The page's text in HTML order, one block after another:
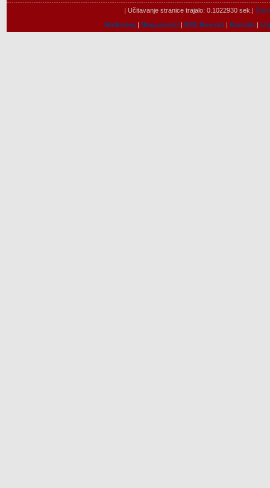
| Učitavanje stranice trajalo: 0.1022930 sek.|
Marketing | Mogucnosti| RSS Novosti| Kontakt|